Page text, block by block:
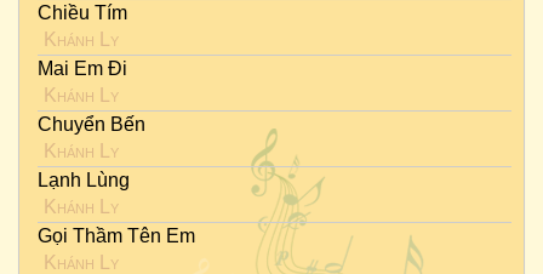
Chiều Tím
Khánh Ly
Mai Em Đi
Khánh Ly
Chuyển Bến
Khánh Ly
Lạnh Lùng
Khánh Ly
Gọi Thầm Tên Em
Khánh Ly